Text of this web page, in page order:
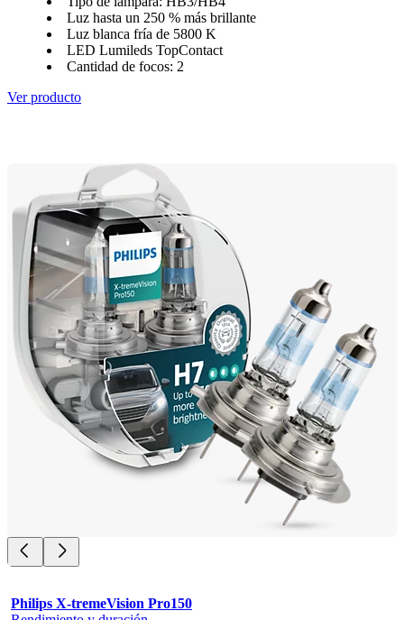
Luz hasta un 250 % más brillante
Luz blanca fría de 5800 K
LED Lumileds TopContact
Cantidad de focos: 2
Ver producto
Philips X-tremeVision Pro150